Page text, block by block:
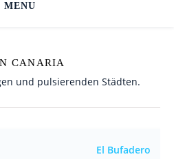
MENU
CANARIA
und pulsierenden Städten.
El Bufadero